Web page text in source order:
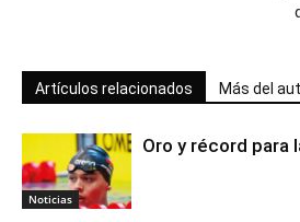
Artículos relacionados Más del
Noticias
Oro y récord para